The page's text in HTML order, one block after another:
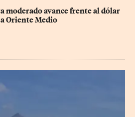
moderado avance frente al dólar
Oriente Medio